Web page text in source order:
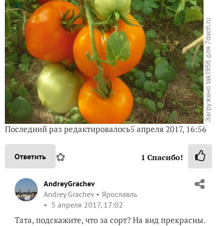
Последний раз редактировалось5 апреля 2017, 16:56
Ответить ✿ 1 Спасибо!
AndreyGrachev
Andrey Grachev
Ярославль
5 апреля 2017, 17:02
Тата, подскажите, что за сорт? На вид прекрасны.